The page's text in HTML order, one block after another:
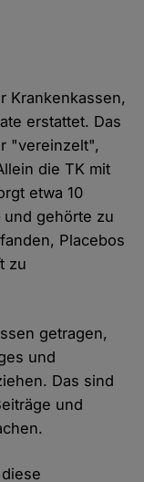
Krankenkassen,
erstattet. Das
"vereinzelt",
die TK mit
etwa 10
gehörte zu
Placebos
zu
getragen,
und
Das sind
und